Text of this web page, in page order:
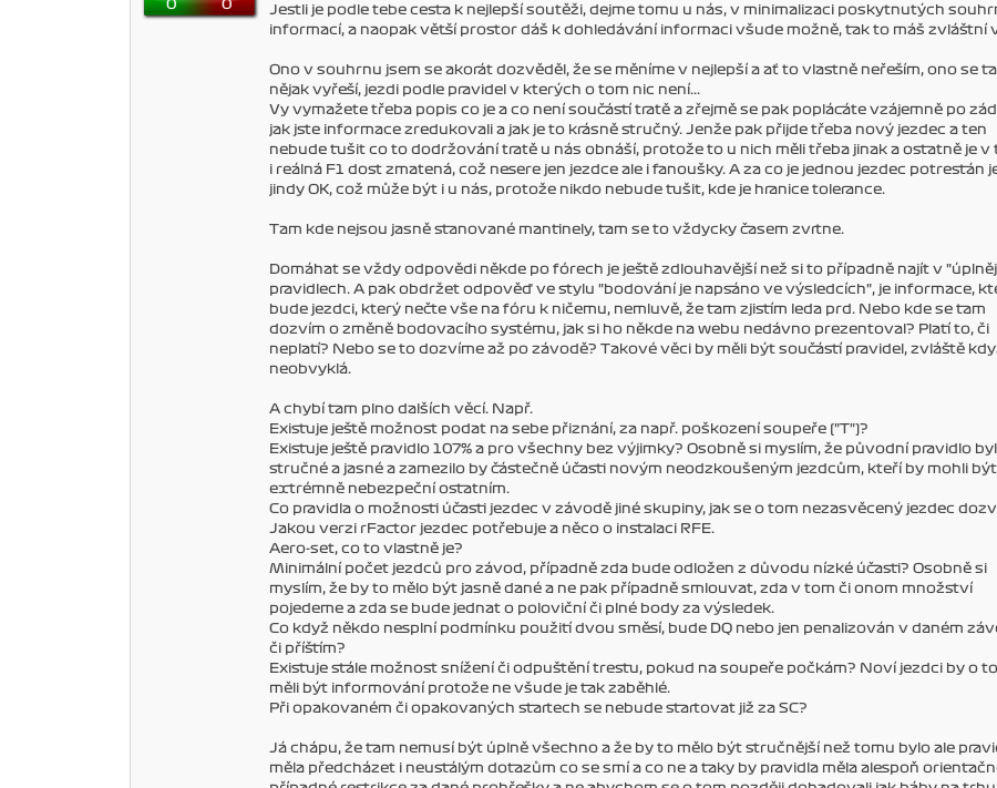
0 0
Jestli je podle tebe cesta k nejlepší soutěži, dejme tomu u nás, v minimalizaci poskytnutých
informací, a naopak větší prostor dáš k dohledávání informaci všude možně, tak to máš zvláštní
Ono v souhrnu jsem se akorát dozvěděl, že se měníme v nejlepší a ať to vlastně neřeším, ono se
nějak vyřeší, jezdi podle pravidel v kterých o tom nic není...
Vy vymažete třeba popis co je a co není součástí tratě a zřejmě se pak poplácáte vzájemně po
jak jste informace zredukovali a jak je to krásně stručný. Jenže pak přijde třeba nový jezdec a ten
nebude tušit co to dodržování tratě u nás obnáší, protože to u nich měli třeba jinak a ostatně je v
i reálná F1 dost zmatená, což nesere jen jezdce ale i fanoušky. A za co je jednou jezdec potrestán
jindy OK, což může být i u nás, protože nikdo nebude tušit, kde je hranice tolerance.
Tam kde nejsou jasně stanované mantinely, tam se to vždycky časem zvrtne.
Domáhat se vždy odpovědi někde po fórech je ještě zdlouhavější než si to případně najít v
pravidlech. A pak obdržet odpověď ve stylu "bodování je napsáno ve výsledcích", je informace,
bude jezdci, který nečte vše na fóru k ničemu, nemluvě, že tam zjistím leda prd. Nebo kde se tam
dozvím o změně bodovacího systému, jak si ho někde na webu nedávno prezentoval? Platí to, či
neplatí? Nebo se to dozvíme až po závodě? Takové věci by měli být součástí pravidel, zvláště
neobvyklá.
A chybí tam plno dalších věcí. Např.
Existuje ještě možnost podat na sebe přiznání, za např. poškození soupeře ("T")?
Existuje ještě pravidlo 107% a pro všechny bez výjimky? Osobně si myslím, že původní pravidlo
stručné a jasné a zamezilo by částečně účasti novým neodzkoušeným jezdcům, kteří by mohli být
extrémně nebezpeční ostatním.
Co pravidla o možnosti účasti jezdec v závodě jiné skupiny, jak se o tom nezasvěcený jezdec
Jakou verzi rFactor jezdec potřebuje a něco o instalaci RFE.
Aero-set, co to vlastně je?
Minimální počet jezdců pro závod, případně zda bude odložen z důvodu nízké účasti? Osobně si
myslím, že by to mělo být jasně dané a ne pak případně smlouvat, zda v tom či onom množství
pojedeme a zda se bude jednat o poloviční či plné body za výsledek.
Co když někdo nesplní podmínku použití dvou směsí, bude DQ nebo jen penalizován v daném
či příštím?
Existuje stále možnost snížení či odpuštění trestu, pokud na soupeře počkám? Noví jezdci by o
měli být informování protože ne všude je tak zaběhlé.
Při opakovaném či opakovaných startech se nebude startovat již za SC?
Já chápu, že tam nemusí být úplně všechno a že by to mělo být stručnější než tomu bylo ale
měla předcházet i neustálým dotazům co se smí a co ne a taky by pravidla měla alespoň